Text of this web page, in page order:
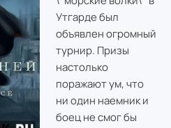
Утгарде был
объявлен огромный
турнир. Призы
настолько
поражают ум, что
ни один наемник и
боец не смог бы